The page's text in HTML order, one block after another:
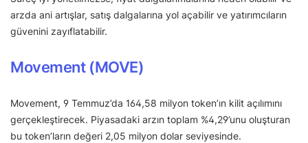
arzda ani artışlar, satış dalgalarına yol açabilir ve yatırımcıların
güvenini zayıflatabilir.
Movement (MOVE)
Movement, 9 Temmuz’da 164,58 milyon token’ın kilit açılımını
gerçekleştirecek. Piyasadaki arzın toplam %4,29’unu oluşturan
bu token’ların değeri 2,05 milyon dolar seviyesinde.